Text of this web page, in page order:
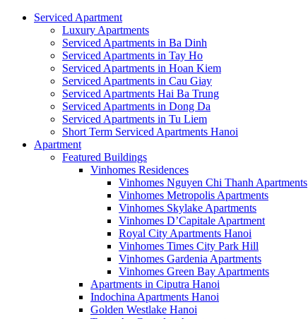
Serviced Apartment
Luxury Apartments
Serviced Apartments in Ba Dinh
Serviced Apartments in Tay Ho
Serviced Apartments in Hoan Kiem
Serviced Apartments in Cau Giay
Serviced Apartments Hai Ba Trung
Serviced Apartments in Dong Da
Serviced Apartments in Tu Liem
Short Term Serviced Apartments Hanoi
Apartment
Featured Buildings
Vinhomes Residences
Vinhomes Nguyen Chi Thanh Apartments
Vinhomes Metropolis Apartments
Vinhomes Skylake Apartments
Vinhomes D’Capitale Apartment
Royal City Apartments Hanoi
Vinhomes Times City Park Hill
Vinhomes Gardenia Apartments
Vinhomes Green Bay Apartments
Apartments in Ciputra Hanoi
Indochina Apartments Hanoi
Golden Westlake Hanoi